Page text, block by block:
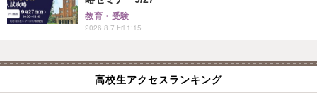
教育・受験
2026.8.7 Fri 1:15
高校生アクセスランキング